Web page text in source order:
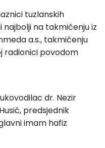
tuzlanskih
najbolji na takmičenju iz
a.s., takmičenju
radionici povodom
dr. Nezir
predsjednik
imam hafiz